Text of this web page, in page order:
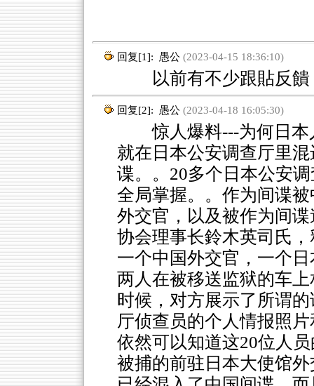
回复[1]: 愚公 (2023-04-15 18:36:10)
以前有不少跟貼反饋
回复[2]: 愚公 (2023-04-18 16:05:30)
惊人爆料---为何日本
就在日本公安调查厅里
谍。。20多个日本公安
全局掌握。。作为间谍
外交官，以及被作为间
协会理事长鈴木英司氏
一个中国外交官，一个
两人在被移送监狱的车
时候，对方展示了所谓
厅侦查员的个人情报照
依然可以知道这20位人
被捕的前驻日本大使馆